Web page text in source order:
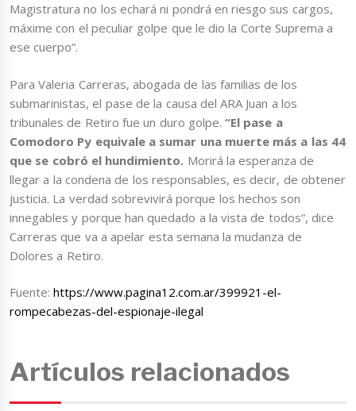
Magistratura no los echará ni pondrá en riesgo sus cargos,
máxime con el peculiar golpe que le dio la Corte Suprema a
ese cuerpo”.
Para Valeria Carreras, abogada de las familias de los
submarinistas, el pase de la causa del ARA Juan a los
tribunales de Retiro fue un duro golpe.“El pase a
Comodoro Py equivale a sumar una muerte más a las 44
que se cobró el hundimiento. Morirá la esperanza de
llegar a la condena de los responsables, es decir, de obtener
justicia. La verdad sobrevivirá porque los hechos son
innegables y porque han quedado a la vista de todos”, dice
Carreras que va a apelar esta semana la mudanza de
Dolores a Retiro.
Fuente:https://www.pagina12.com.ar/399921-el-
rompecabezas-del-espionaje-ilegal
Artículos relacionados